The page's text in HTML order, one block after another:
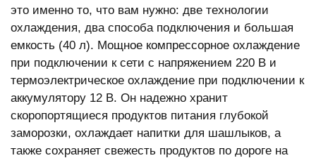
это именно то, что вам нужно: две технологии
охлаждения, два способа подключения и большая
емкость (40 л). Мощное компрессорное охлаждение
при подключении к сети с напряжением 220 В и
термоэлектрическое охлаждение при подключении к
аккумулятору 12 В. Он надежно хранит
скоропортящиеся продуктов питания глубокой
заморозки, охлаждает напитки для шашлыков, а
также сохраняет свежесть продуктов по дороге на